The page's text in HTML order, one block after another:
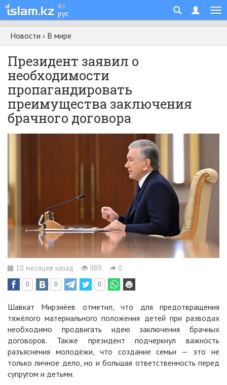
қаз
рус
Новости › В мире
Президент заявил о
необходимости
пропагандировать
преимущества заключения
брачного договора
10 месяцев назад 989 0
0 0 0
Шавкат Мирзиёев отметил, что для предотвращения
тяжёлого материального положения детей при разводах
необходимо продвигать идею заключения брачных
договоров. Также президент подчеркнул важность
разъяснения молодёжи, что создание семьи — это не
только личное дело, но и большая ответственность перед
супругом и детьми.